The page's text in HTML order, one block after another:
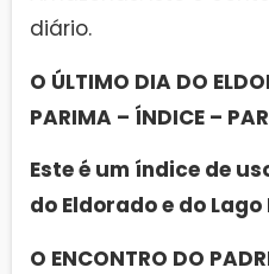
diário.
O ÚLTIMO DIA DO
PARIMA – ÍNDICE –
Este é um índice de
do Eldorado e do
O ENCONTRO DO